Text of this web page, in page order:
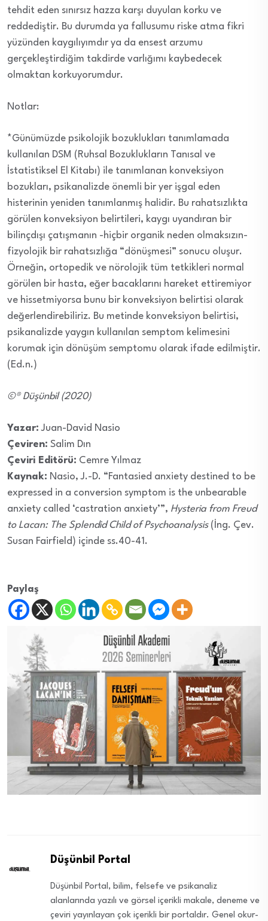
tehdit eden sınırsız hazza karşı duyulan korku ve
reddediştir. Bu durumda ya fallusumu riske atma fikri
yüzünden kaygılıyımdır ya da ensest arzumu
gerçekleştirdiğim takdirde varlığımı kaybedecek
olmaktan korkuyorumdur.
Notlar:
*Günümüzde psikolojik bozuklukları tanımlamada
kullanılan DSM (Ruhsal Bozuklukların Tanısal ve
İstatistiksel El Kitabı) ile tanımlanan konveksiyon
bozukları, psikanalizde önemli bir yer işgal eden
histerinin yeniden tanımlanmış halidir. Bu rahatsızlıkta
görülen konveksiyon belirtileri, kaygı uyandıran bir
bilinçdışı çatışmanın -hiçbir organik neden olmaksızın-
fizyolojik bir rahatsızlığa “dönüşmesi” sonucu oluşur.
Örneğin, ortopedik ve nörolojik tüm tetkikleri normal
görülen bir hasta, eğer bacaklarını hareket ettiremiyor
ve hissetmiyorsa bunu bir konveksiyon belirtisi olarak
değerlendirebiliriz. Bu metinde konveksiyon belirtisi,
psikanalizde yaygın kullanılan semptom kelimesini
korumak için dönüşüm semptomu olarak ifade edilmiştir.
(Ed.n.)
©® Düşünbil (2020)
Yazar: Juan-David Nasio
Çeviren: Salim Dın
Çeviri Editörü: Cemre Yılmaz
Kaynak: Nasio, J.-D. “Fantasied anxiety destined to be
expressed in a conversion symptom is the unbearable
anxiety called ‘castration anxiety’”, Hysteria from Freud
to Lacan: The Splendid Child of Psychoanalysis(İng. Çev.
Susan Fairfield) içinde ss.40-41.
Paylaş
Düşünbil Portal
Düşünbil Portal, bilim, felsefe ve psikanaliz
alanlarında yazılı ve görsel içerikli makale, deneme ve
çeviri yayınlayan çok içerikli bir portaldır. Genel okur-